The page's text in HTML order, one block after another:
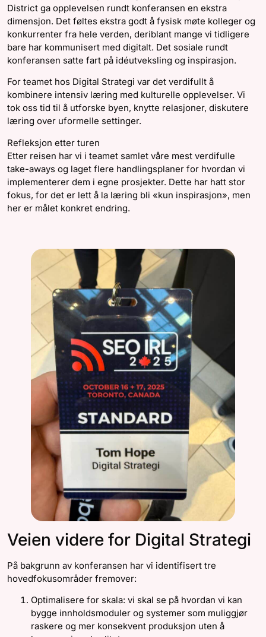
District ga opplevelsen rundt konferansen en ekstra
dimensjon. Det føltes ekstra godt å fysisk møte kolleger og
konkurrenter fra hele verden, deriblant mange vi tidligere
bare har kommunisert med digitalt. Det sosiale rundt
konferansen satte fart på idéutveksling og inspirasjon.
For teamet hos Digital Strategi var det verdifullt å
kombinere intensiv læring med kulturelle opplevelser. Vi
tok oss tid til å utforske byen, knytte relasjoner, diskutere
læring over uformelle settinger.
Refleksjon etter turen
Etter reisen har vi i teamet samlet våre mest verdifulle
take-aways og laget flere handlingsplaner for hvordan vi
implementerer dem i egne prosjekter. Dette har hatt stor
fokus, for det er lett å la læring bli «kun inspirasjon», men
her er målet konkret endring.
Veien videre for Digital Strategi
På bakgrunn av konferansen har vi identifisert tre
hovedfokusområder fremover:
Optimalisere for skala: vi skal se på hvordan vi kan
bygge innholdsmoduler og systemer som muliggjør
raskere og mer konsekvent produksjon uten å